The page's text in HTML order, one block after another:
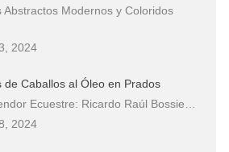
Abstractos Modernos y Coloridos
2024
de Caballos al Óleo en Prados
Ecuestre: Ricardo Raúl Bossie…
2024